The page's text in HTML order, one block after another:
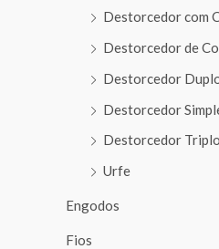
Destorcedor com
Destorcedor de
Destorcedor
Destorcedor
Destorcedor
Urfe
Engodos
Fios